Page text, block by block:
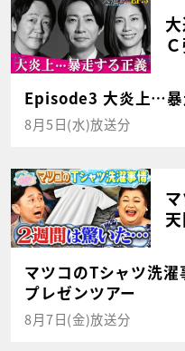
Episode3 大炎上…暴
8月5日(水)放送分
マツコのTシャツ洗
プレゼンツアー
8月7日(金)放送分